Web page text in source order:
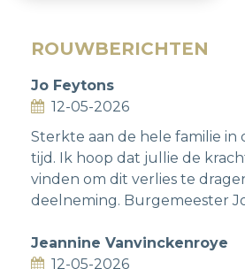
ROUWBERICHTEN
Jo Feytons
12-05-2026
Sterkte aan de hele familie in
tijd. Ik hoop dat jullie de
vinden om dit verlies te
deelneming. Burgemeester
Jeannine Vanvinckenroye
12-05-2026